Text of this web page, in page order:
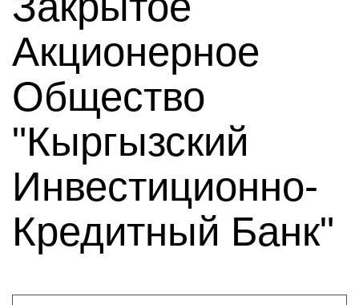
Акционерное
Общество
"Кыргызский
Инвестиционно-
Кредитный Банк"